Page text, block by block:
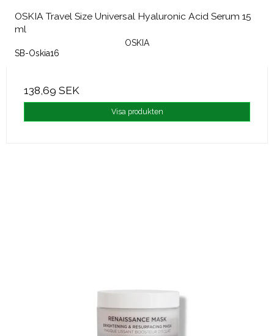
OSKIA Travel Size Universal Hyaluronic Acid Serum 15
ml
OSKIA
SB-Oskia16
138,69 SEK
Visa produkten